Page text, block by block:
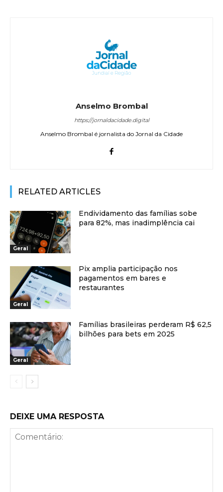
Anselmo Brombal
https://jornaldacidade.digital
Anselmo Brombal é jornalista do Jornal da Cidade
RELATED ARTICLES
Geral
Endividamento das famílias sobe
para 82%, mas inadimplência cai
Geral
Pix amplia participação nos
pagamentos em bares e
restaurantes
Geral
Famílias brasileiras perderam R$ 62,5
bilhões para bets em 2025
DEIXE UMA RESPOSTA